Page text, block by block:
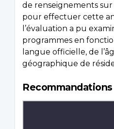
de renseignements
pour effectuer cette
l’évaluation a pu
programmes en
langue officielle, de
géographique de
Recommandations